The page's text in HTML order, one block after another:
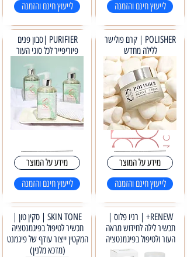
לייעוץ חינם והזמנה
POLISHER | קרם פולישר
ללילה מחדש
מידע על המוצר
לייעוץ חינם והזמנה
RENEW+ | רניו פלוס |
תכשיר לילה לחידוש מראה
העור ולטיפול בפיגמנטציה
לייעוץ חינם והזמנה
PURIFIER |סבון פנים
פיוריפייר לכל סוגי העור
מידע על המוצר
לייעוץ חינם והזמנה
SKIN TONE | סקין טון |
תכשיר לטיפול בפיגמנטציה
המקטין ייצור עודף של פיגמנט
(מדכא מלנין)